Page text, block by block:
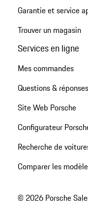
Garantie et service
Trouver un magasin
Services en ligne
Mes commandes
Questions & réponses
Site Web Porsche
Configurateur
Recherche de
Comparer les
© 2026 Porsche